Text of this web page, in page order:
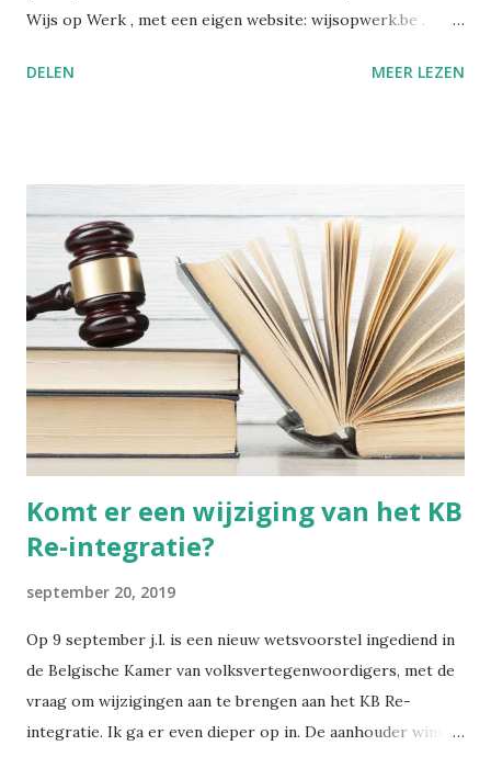
Wijs op Werk , met een eigen website: wijsopwerk.be .
gaat: welzijn, preventie, verzuim- en re-integratiebeleid,
rechtstreeks: wijsopwerk.be/nieuwsbrief . -- Juli 2025
Sinds kort heb ik op LinkedIn een nieuwsbrief gelanceerd:
Wegwijs in welzijn. Daarin bundel ik wekelijks de artikels
die ik publiceer over welzijn, preventie en
arbeidsgezondheid. De reden? Er verschijnt zoveel
informatie, wetswijzigingen en opinies dat het soms
moeilijk is om het overzicht te bewaren. Met deze
nieuwsbrief wil ik alles bundelen en gestructureerd ...
DELEN MEER LEZEN
Komt er een wijziging van het KB
Re-integratie?
september 20, 2019
Op 9 september j.l. is een nieuw wetsvoorstel ingediend in
de Belgische Kamer van volksvertegenwoordigers, met de
vraag om wijzigingen aan te brengen aan het KB Re-
integratie. Ik ga er even dieper op in. De aanhouder wint,